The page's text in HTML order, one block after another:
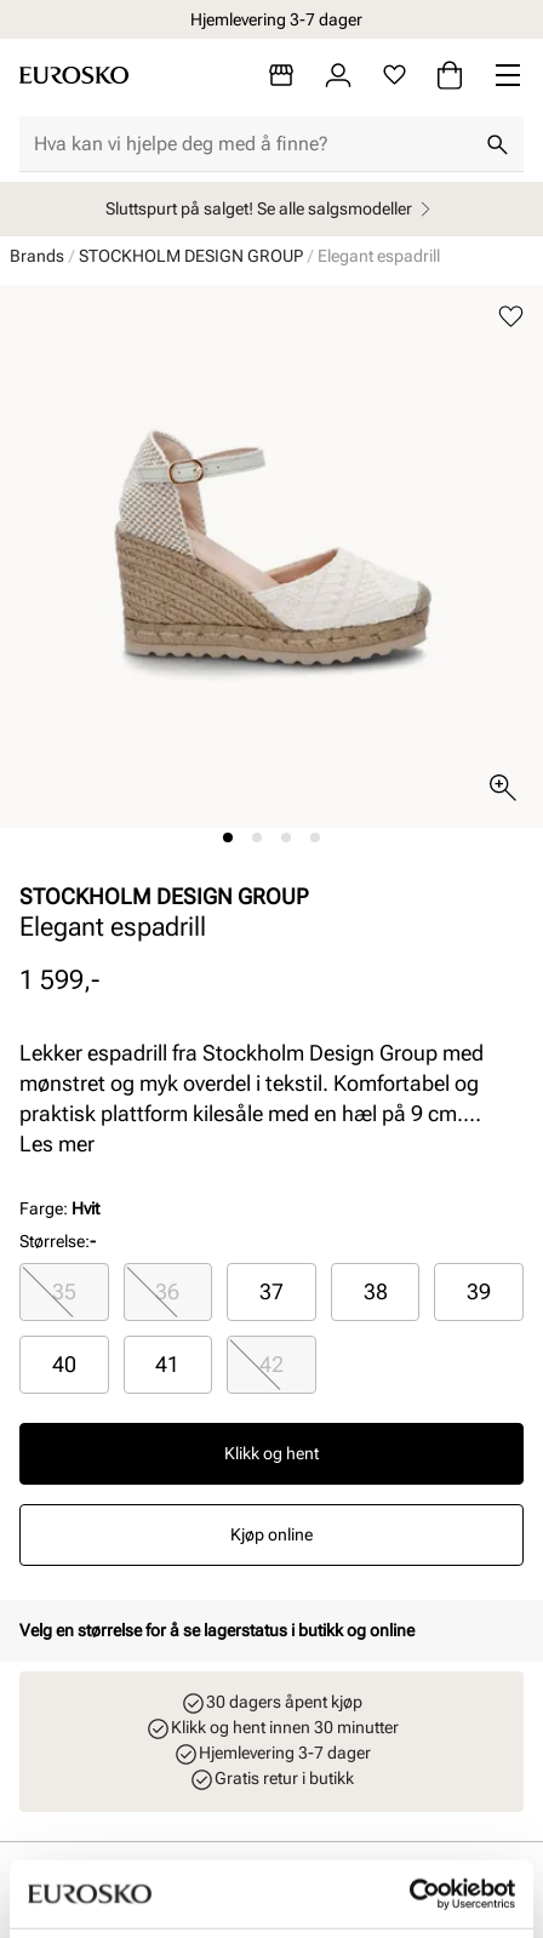
Hjemlevering 3-7 dager
Sluttspurt på salget! Se alle salgsmodeller
Brands STOCKHOLM DESIGN GROUP Elegant espadrill
STOCKHOLM DESIGN GROUP
Elegant espadrill
Pris
1 599,-
Lekker espadrill fra Stockholm Design Group med
mønstret og myk overdel i tekstil. Komfortabel og
praktisk plattform kilesåle med en hæl på 9 cm.
Lukket tåparti med justerbar reim rundt ankelen, noe
den sitter utrolig pent på foten. Håndlaget i Spania
med premium materialer.
Les mer
Farge: Hvit
Størrelse:-
35 36 37 38 39
40 41 42
Klikk og hent
Kjøp online
Velg en størrelse for å se lagerstatus i butikk og online
30 dagers åpent kjøp
Klikk og hent innen 30 minutter
Hjemlevering 3-7 dager
Gratis retur i butikk
Lekker espadrill fra Stockholm Design Group med mønstret og myk